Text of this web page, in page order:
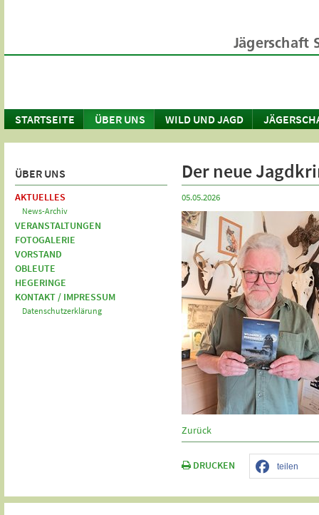
STARTSEITE ÜBER UNS WILD UND JAGD
ÜBER UNS
AKTUELLES
News-Archiv
VERANSTALTUNGEN
FOTOGALERIE
VORSTAND
OBLEUTE
HEGERINGE
KONTAKT / IMPRESSUM
Datenschutzerklärung
Der neue
05.05.2026
Zurück
DRUCKEN teilen